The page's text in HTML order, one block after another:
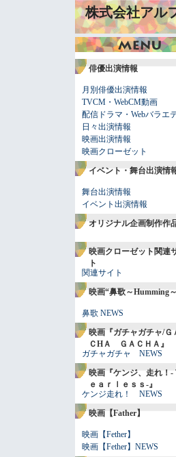
株式会社アル
俳優出演情報
月別俳優出演情報
TVCM・WebCM動画
配信ドラマ・Webバラエ
日々出演情報
映画出演情報
映画クローゼット
イベント・舞台出演情
舞台出演情報
イベント出演情報
オリジナル企画制作作
映画クローゼット関連
ト
関連サイト
映画“鼻歌～Humming
鼻歌 NEWS
映画『ガチャガチャ/Ｇ
ＣHＡ ＧＡＣＨＡ』
ガチャガチャ NEWS
映画『ケンジ、走れ！-
ｅａｒｌｅｓｓ-』
ケンジ走れ！ NEWS
映画【Father】
映画【Fether】
映画【Fether】NEWS